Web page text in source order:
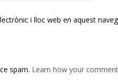
i lloc web en aquest
spam. Learn how your